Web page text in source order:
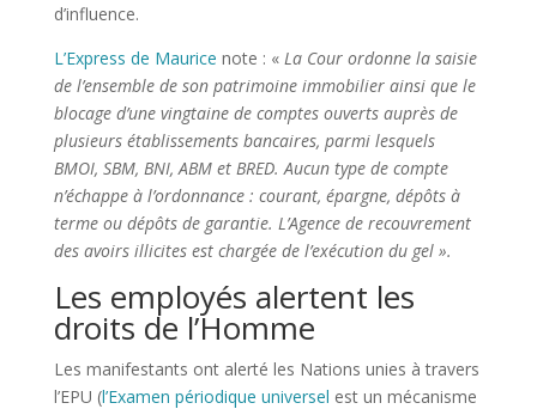
d’influence.
L’Express de Maurice note : « La Cour ordonne la saisie
de l’ensemble de son patrimoine immobilier ainsi que le
blocage d’une vingtaine de comptes ouverts auprès de
plusieurs établissements bancaires, parmi lesquels
BMOI, SBM, BNI, ABM et BRED. Aucun type de compte
n’échappe à l’ordonnance : courant, épargne, dépôts à
terme ou dépôts de garantie. L’Agence de recouvrement
des avoirs illicites est chargée de l’exécution du gel ».
Les employés alertent les
droits de l’Homme
Les manifestants ont alerté les Nations unies à travers
l’EPU (l’Examen périodique universel est un mécanisme